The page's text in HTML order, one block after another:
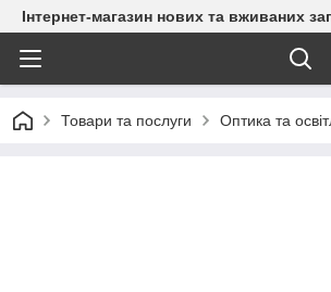
Інтернет-магазин нових та вживаних
Товари та послуги Оптика та